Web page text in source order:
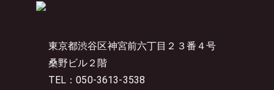
東京都渋谷区神宮前六丁目２３番４号
桑野ビル２階
TEL：050-3613-3538